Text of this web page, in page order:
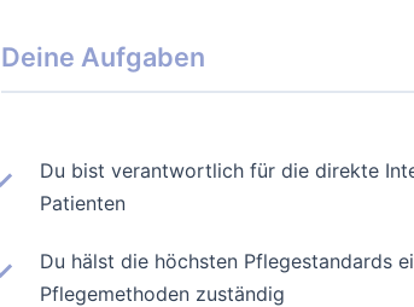
Deine Aufgaben
Du bist verantwortlich für die direkte
Patienten
Du hälst die höchsten Pflegestandards
Pflegemethoden zuständig